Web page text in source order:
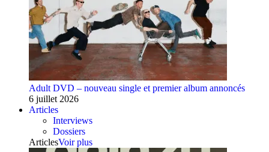
Adult DVD – nouveau single et premier album annoncés
6 juillet 2026
Articles
Interviews
Dossiers
ArticlesVoir plus